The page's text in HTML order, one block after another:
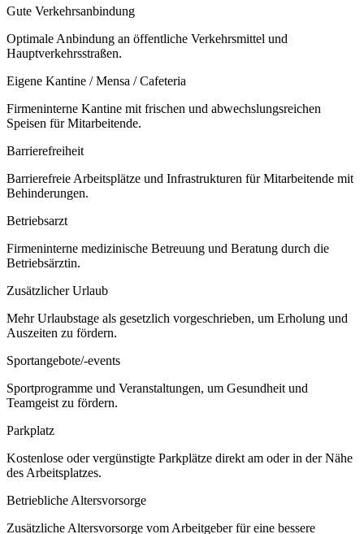
Gute Verkehrsanbindung
Optimale Anbindung an öffentliche Verkehrsmittel und
Hauptverkehrsstraßen.
Eigene Kantine / Mensa / Cafeteria
Firmeninterne Kantine mit frischen und abwechslungsreichen
Speisen für Mitarbeitende.
Barrierefreiheit
Barrierefreie Arbeitsplätze und Infrastrukturen für Mitarbeitende mit
Behinderungen.
Betriebsarzt
Firmeninterne medizinische Betreuung und Beratung durch die
Betriebsärztin.
Zusätzlicher Urlaub
Mehr Urlaubstage als gesetzlich vorgeschrieben, um Erholung und
Auszeiten zu fördern.
Sportangebote/-events
Sportprogramme und Veranstaltungen, um Gesundheit und
Teamgeist zu fördern.
Parkplatz
Kostenlose oder vergünstigte Parkplätze direkt am oder in der Nähe
des Arbeitsplatzes.
Betriebliche Altersvorsorge
Zusätzliche Altersvorsorge vom Arbeitgeber für eine bessere